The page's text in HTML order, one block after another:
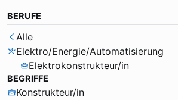
BERUFE
Alle
Elektro/Energie/Automatisierung
Elektrokonstrukteur/in
BEGRIFFE
Konstrukteur/in